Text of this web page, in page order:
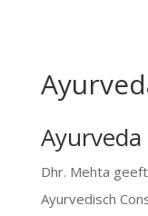
Dhr. Mehta
Ayurvedisch